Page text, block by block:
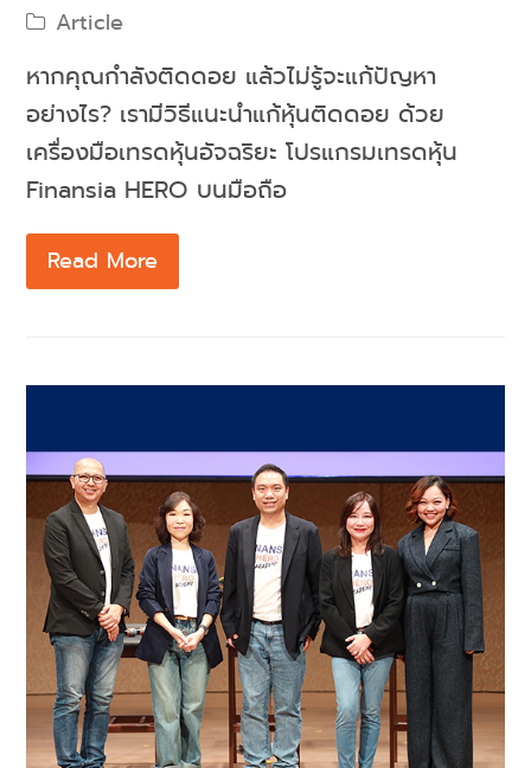
Article
หากคุณกำลังติดดอย แล้วไม่รู้จะแก้ปัญหา
อย่างไร? เรามีวิธีแนะนำแก้หุ้นติดดอย ด้วย
เครื่องมือเทรดหุ้นอัจฉริยะ โปรแกรมเทรดหุ้น
Finansia HERO บนมือถือ
Read More